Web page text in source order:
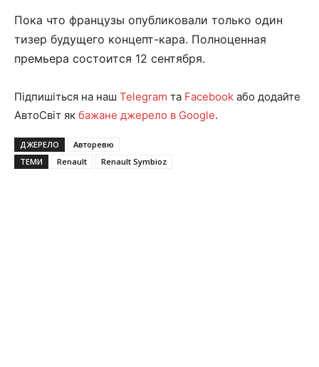
Пока что французы опубликовали только один
тизер будущего концепт-кара. Полноценная
премьера состоится 12 сентября.
Підпишіться на наш Telegram та Facebook або додайте
АвтоСвіт як бажане джерело в Google.
ДЖЕРЕЛО
Авторевю
ТЕМИ
Renault Renault Symbioz